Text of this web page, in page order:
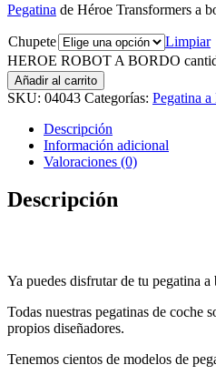
Pegatina de Héroe Transformers a
Chupete
Limpiar
HEROE ROBOT A BORDO
Añadir al carrito
SKU: 04043 Categorías: Pegatina
Descripción
Información adicional
Valoraciones (0)
Descripción
Ya puedes disfrutar de tu pegatina
Todas nuestras pegatinas de coche
propios diseñadores.
Tenemos cientos de modelos de